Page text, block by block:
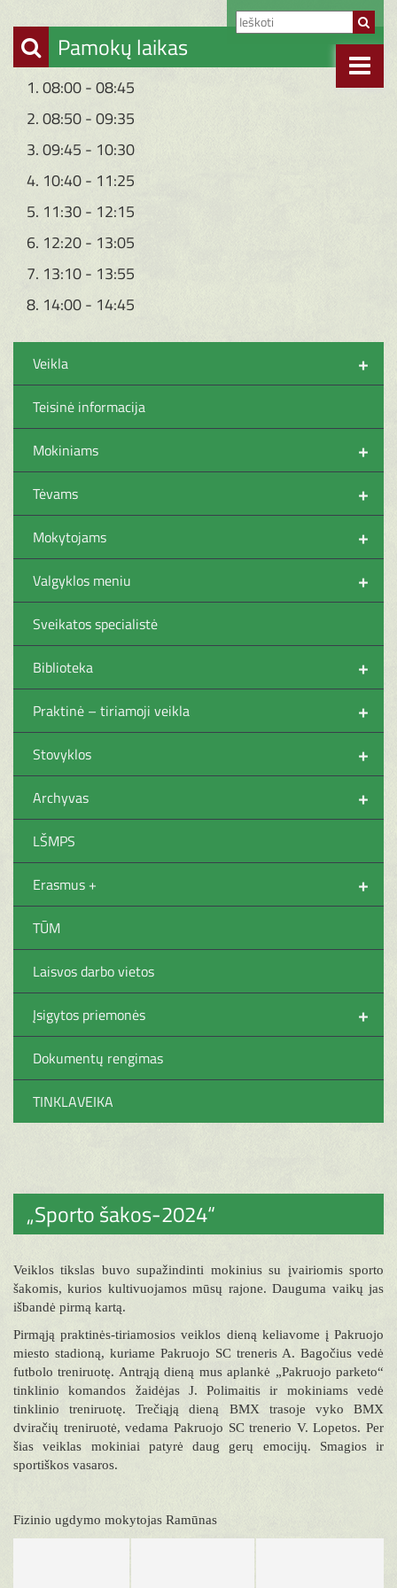
Pamokų laikas
1. 08:00 - 08:45
2. 08:50 - 09:35
3. 09:45 - 10:30
4. 10:40 - 11:25
5. 11:30 - 12:15
6. 12:20 - 13:05
7. 13:10 - 13:55
8. 14:00 - 14:45
+
Veikla
Teisinė informacija
+
Mokiniams
+
Tėvams
+
Mokytojams
+
Valgyklos meniu
Sveikatos specialistė
+
Biblioteka
+
Praktinė – tiriamoji veikla
+
Stovyklos
+
Archyvas
LŠMPS
+
Erasmus +
TŪM
Laisvos darbo vietos
+
Įsigytos priemonės
Dokumentų rengimas
TINKLAVEIKA
„Sporto šakos-2024“
Veiklos tikslas buvo supažindinti mokinius su įvairiomis sporto
šakomis, kurios kultivuojamos mūsų rajone. Dauguma vaikų jas
išbandė pirmą kartą.
Pirmąją praktinės-tiriamosios veiklos dieną keliavome į Pakruojo
miesto stadioną, kuriame Pakruojo SC treneris A. Bagočius vedė
futbolo treniruotę. Antrąją dieną mus aplankė „Pakruojo parketo“
tinklinio komandos žaidėjas J. Polimaitis ir mokiniams vedė
tinklinio treniruotę. Trečiąją dieną BMX trasoje vyko BMX
dviračių treniruotė, vedama Pakruojo SC trenerio V. Lopetos. Per
šias veiklas mokiniai patyrė daug gerų emocijų. Smagios ir
sportiškos vasaros.
Fizinio ugdymo mokytojas Ramūnas